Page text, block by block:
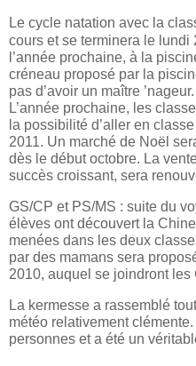
Le cycle natation avec la
cours et se terminera le lundi
l’année prochaine, à la
créneau proposé par la
pas d’avoir un maître ’nageur.
L’année prochaine, les
la possibilité d’aller en
2011. Un marché de Noël
dès le début octobre. La
succès croissant, sera
GS/CP et PS/MS : suite du
élèves ont découvert la
menées dans les deux
par des mamans sera
2010, auquel se joindront les
La kermesse a rassemblé
météo relativement
personnes et a été un